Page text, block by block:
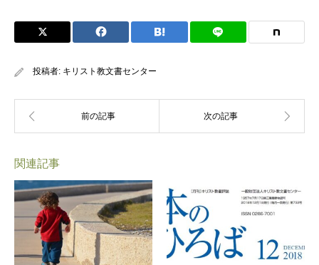
投稿者: キリスト教文書センター
関連記事